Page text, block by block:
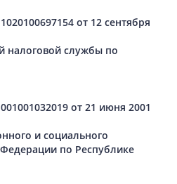
от 12 сентября
налоговой службы по
от 21 июня 2001
и социального
по Республике